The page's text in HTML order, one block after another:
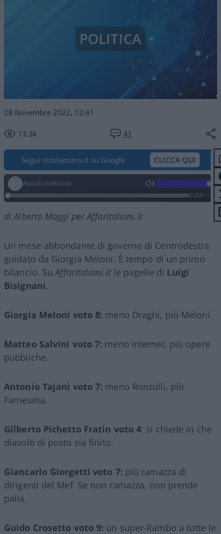
28 Novembre 2022, 12:41
13.3k 41
POLITICA
Segui nicolaporro.it su Google CLICCA QUI
Ascolta l'articolo
0:00/--:--
di Alberto Maggi per Affaritaliani.it
Un mese abbondante di governo di Centrodestra
guidato da Giorgia Meloni. È tempo di un primo
bilancio. SuAffaritaliani.itle pagelle di Luigi
Bisignani.
Giorgia Meloni voto 8: meno Draghi, più Meloni.
Matteo Salvini voto 7: meno internet, più opere
pubbliche.
Antonio Tajani voto 7: meno Ronzulli, più
Farnesina.
Gilberto Pichetto Fratin voto 4: si chiede in che
diavolo di posto sia finito.
Giancarlo Giorgetti voto 7: più ramazza di
dirigenti del Mef. Se non ramazza, non prende
palla.
Guido Crosetto voto 9: un super-Rambo a tutte le